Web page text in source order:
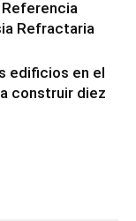
Refractaria
edificios en el
construir diez